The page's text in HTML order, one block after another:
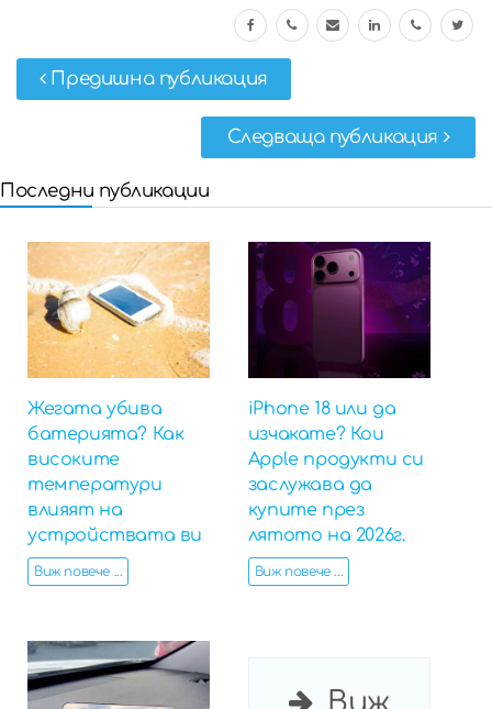
Предишна публикация
Следваща публикация
Последни публикации
Жегата убива
батерията? Как
високите
температури
влияят на
устройствата ви
Виж повече ...
iPhone 18 или да
изчакате? Кои
Apple продукти си
заслужава да
купите през
лятото на 2026г.
Виж повече ...
Виж